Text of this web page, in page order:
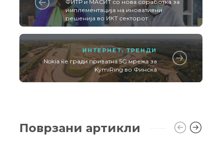
ФИТР и МАСИТ со нова соработка за
имплементација на иновативни
решенија во ИКТ секторот
ИНТЕРНЕТ,ТРЕНДИ
Nokia ќе гради приватна 5G мрежа за
KymiRing во Финска
Поврзани артикли